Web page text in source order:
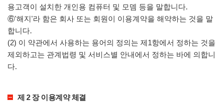
용고객이 설치한 개인용 컴퓨터 및 모뎀 등을 말합니다.
⑥'해지'라 함은 회사 또는 회원이 이용계약을 해약하는 것을 말
합니다.
(2) 이 약관에서 사용하는 용어의 정의는 제1항에서 정하는 것을
제외하고는 관계법령 및 서비스별 안내에서 정하는 바에 의합니
다.
제 2 장 이용계약 체결